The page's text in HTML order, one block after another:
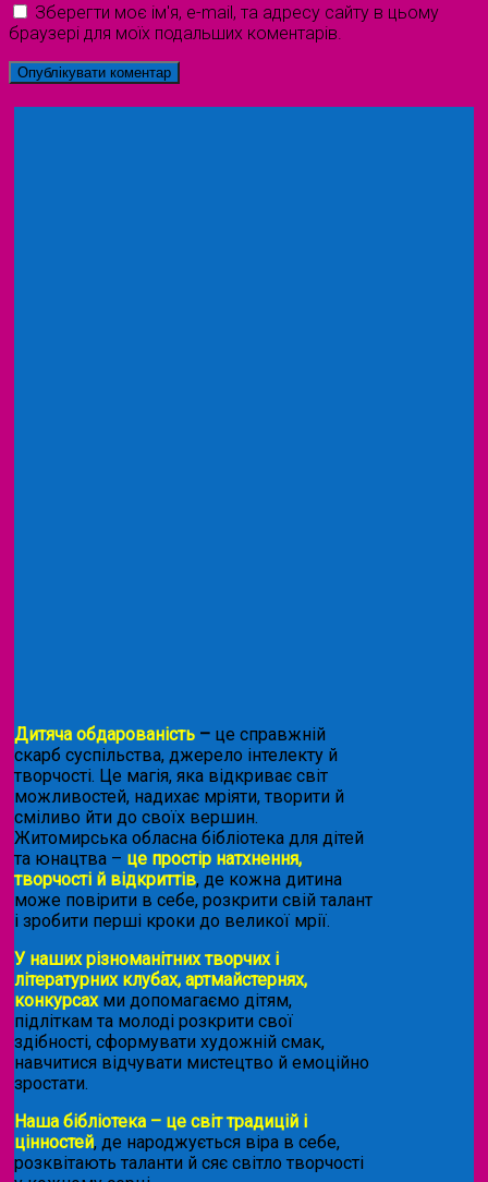
Зберегти моє ім'я, e-mail, та адресу сайту в цьому
браузері для моїх подальших коментарів.
Дитяча обдарованість – це справжній
скарб суспільства, джерело інтелекту й
творчості. Це магія, яка відкриває світ
можливостей, надихає мріяти, творити й
сміливо йти до своїх вершин.
Житомирська обласна бібліотека для дітей
та юнацтва – це простір натхнення,
творчості й відкриттів, де кожна дитина
може повірити в себе, розкрити свій талант
і зробити перші кроки до великої мрії.
У наших різноманітних творчих і
літературних клубах, артмайстернях,
конкурсахми допомагаємо дітям,
підліткам та молоді розкрити свої
здібності, сформувати художній смак,
навчитися відчувати мистецтво й емоційно
зростати.
Наша бібліотека – це світ традицій і
цінностей, де народжується віра в себе,
розквітають таланти й сяє світло творчості